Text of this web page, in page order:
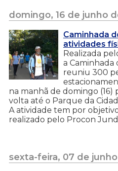
domingo, 16 de junho
Caminhada
atividades
Realizada
a Caminhada
reuniu 300
na manhã de domingo (16)
volta até o Parque da
A atividade tem por
realizado pelo Procon
sexta-feira, 07 de